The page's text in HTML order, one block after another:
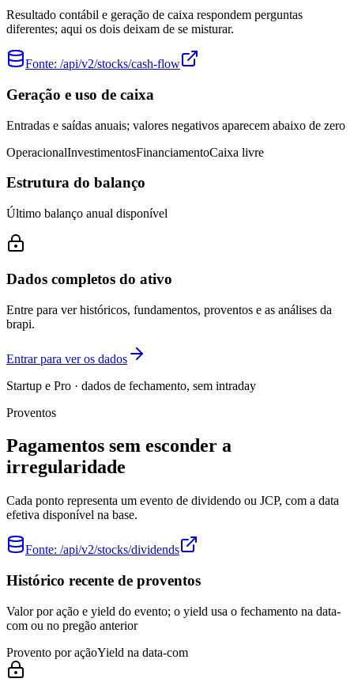
Resultado contábil e geração de caixa respondem perguntas
diferentes; aqui os dois deixam de se misturar.
Fonte: /api/v2/stocks/cash-flow
Geração e uso de caixa
Entradas e saídas anuais; valores negativos aparecem abaixo de zero
OperacionalInvestimentosFinanciamentoCaixa livre
Estrutura do balanço
Último balanço anual disponível
Dados completos do ativo
Entre para ver históricos, fundamentos, proventos e as análises da
brapi.
Entrar para ver os dados
Startup e Pro · dados de fechamento, sem intraday
Proventos
Pagamentos sem esconder a
irregularidade
Cada ponto representa um evento de dividendo ou JCP, com a data
efetiva disponível na base.
Fonte: /api/v2/stocks/dividends
Histórico recente de proventos
Valor por ação e yield do evento; o yield usa o fechamento na data-
com ou no pregão anterior
Provento por açãoYield na data-com